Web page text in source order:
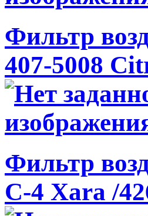
Фильтр
407-5008
Фильтр
C-4 Xara /